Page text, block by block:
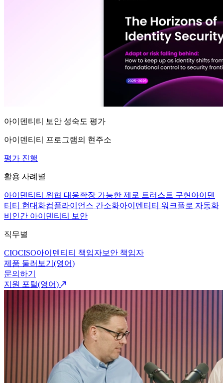
아이덴티티 보안 성숙도 평가
아이덴티티 프로그램의 현주소
평가 진행
활용 사례별
아이덴티티 위협 대응확장 가능한 제로 트러스트 구현 아이덴
티티 현대화컴플라이언스 간소화아이덴티티 워크플로 자동화
비인간 아이덴티티 보안
직무별
CIOCISO아이덴티티 책임자보안 책임자
제품 둘러보기(영어)
문의하기
지원 포털(영어)